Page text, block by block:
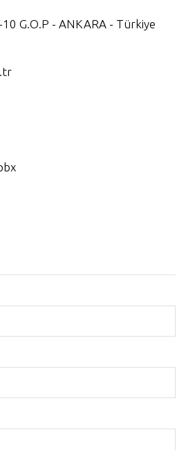
G.O.P - ANKARA - Türkiye